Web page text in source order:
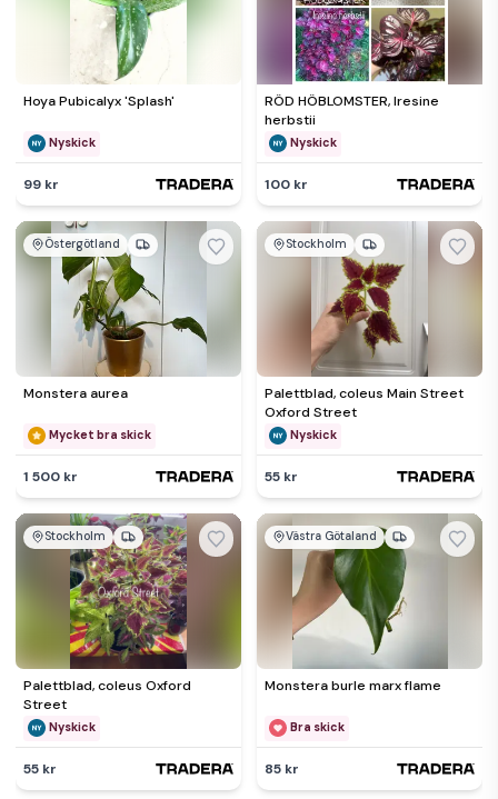
Hoya Pubicalyx 'Splash'
Nyskick
99 kr
RÖD HÖBLOMSTER, Iresine
herbstii
Nyskick
100 kr
Östergötland
Monstera aurea
Mycket bra skick
1 500 kr
Stockholm
Palettblad, coleus Main Street
Oxford Street
Nyskick
55 kr
Stockholm
Palettblad, coleus Oxford
Street
Nyskick
55 kr
Västra Götaland
Monstera burle marx flame
Bra skick
85 kr